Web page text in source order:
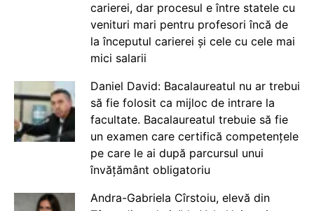
carierei, dar procesul e între statele cu
venituri mari pentru profesori încă de
la începutul carierei și cele cu cele mai
mici salarii
Daniel David: Bacalaureatul nu ar trebui
să fie folosit ca mijloc de intrare la
facultate. Bacalaureatul trebuie să fie
un examen care certifică competențele
pe care le ai după parcursul unui
învățământ obligatoriu
Andra-Gabriela Cîrstoiu, elevă din